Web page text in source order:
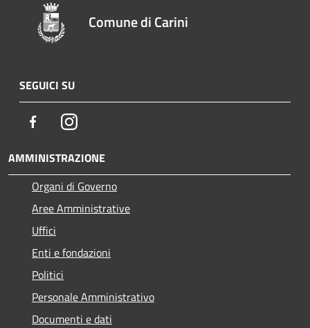
Comune di Carini
SEGUICI SU
FacebookInstagram
AMMINISTRAZIONE
Organi di Governo
Aree Amministrative
Uffici
Enti e fondazioni
Politici
Personale Amministrativo
Documenti e dati